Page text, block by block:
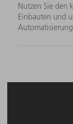
Nutzen Sie den
Einbauten und